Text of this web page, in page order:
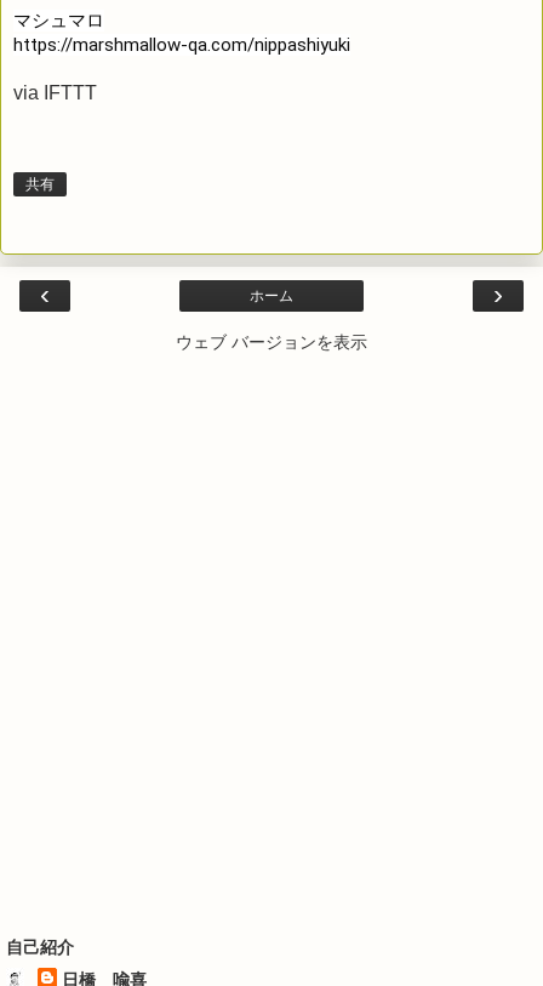
https://marshmallow-qa.com/nippashiyuki
via IFTTT
共有
‹ ›
ホーム
ウェブ バージョンを表示
自己紹介
日橋 喩喜